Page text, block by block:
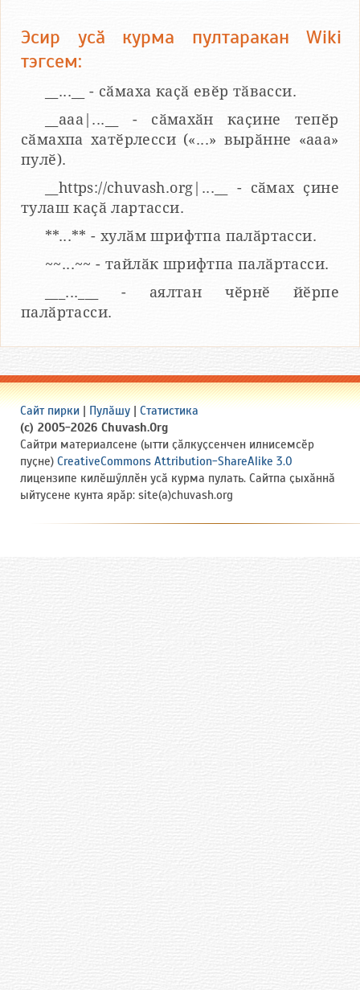
Эсир усӑ курма пултаракан Wiki
тэгсем:
__...__ - сӑмаха каҫӑ евӗр тӑвасси.
__aaa|...__ - сӑмахӑн каҫине тепӗр
сӑмахпа хатӗрлесси («...» вырӑнне «ааа»
пулӗ).
__https://chuvash.org|...__ - сӑмах ҫине
тулаш каҫӑ лартасси.
**...** - хулӑм шрифтпа палӑртасси.
~~...~~ - тайлӑк шрифтпа палӑртасси.
___...___ - аялтан чӗрнӗ йӗрпе
палӑртасси.
Сайт пирки | Пулӑшу | Статистика
(c) 2005-2026 Chuvash.Org
Сайтри материалсене (ытти ҫӑлкуҫсенчен илнисемсӗр
пуҫне) CreativeCommons Attribution-ShareAlike 3.0
лицензипе килӗшӳллӗн усӑ курма пулать. Сайтпа ҫыхӑннӑ
ыйтусене кунта ярӑр: site(a)chuvash.org